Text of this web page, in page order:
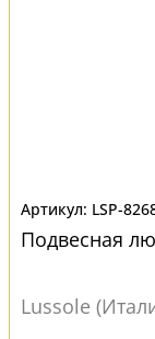
LSP-
Подвесная
Lussole